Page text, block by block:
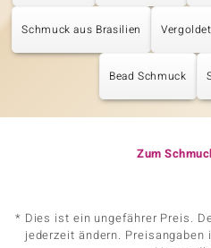
Schmuck aus Brasilien
Bead Schmuck
Zum
* Dies ist ein ungefährer Preis.
jederzeit ändern.